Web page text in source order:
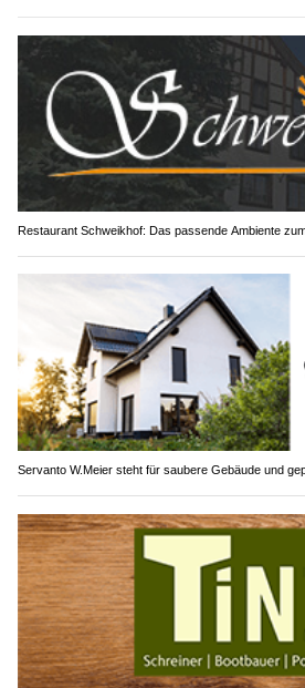
Restaurant Schweikhof: Das passende Ambiente
Servanto W.Meier steht für saubere Gebäude und